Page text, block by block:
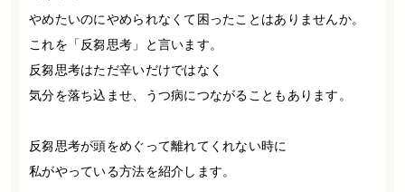
やめたいのにやめられなくて困ったことはありませんか。
これを「反芻思考」と言います。
反芻思考はただ辛いだけではなく
気分を落ち込ませ、うつ病につながることもあります。
反芻思考が頭をめぐって離れてくれない時に
私がやっている方法を紹介します。